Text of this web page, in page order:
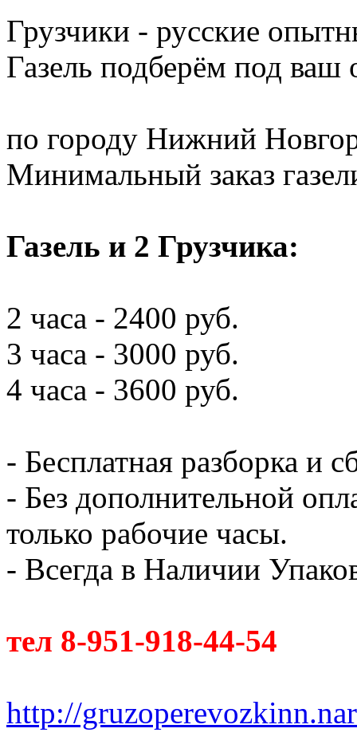
Грузчики - русские
Газель подберём под
по городу Нижний
Минимальный заказ
Газель и 2 Грузчика:
2 часа - 2400 руб.
3 часа - 3000 руб.
4 часа - 3600 руб.
- Бесплатная разборка и
- Без дополнительной
только рабочие часы.
- Всегда в Наличии
тел 8-951-918-44-54
http://